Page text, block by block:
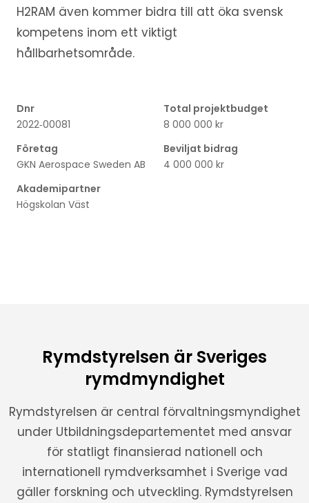
H2RAM även kommer bidra till att öka svensk
kompetens inom ett viktigt
hållbarhetsområde.
Dnr
2022‐00081
Företag
GKN Aerospace Sweden AB
Akademipartner
Högskolan Väst
Total projektbudget
8 000 000 kr
Beviljat bidrag
4 000 000 kr
Rymdstyrelsen är Sveriges
rymdmyndighet
Rymdstyrelsen är central förvaltningsmyndighet
under Utbildningsdepartementet med ansvar
för statligt finansierad nationell och
internationell rymdverksamhet i Sverige vad
gäller forskning och utveckling. Rymdstyrelsen